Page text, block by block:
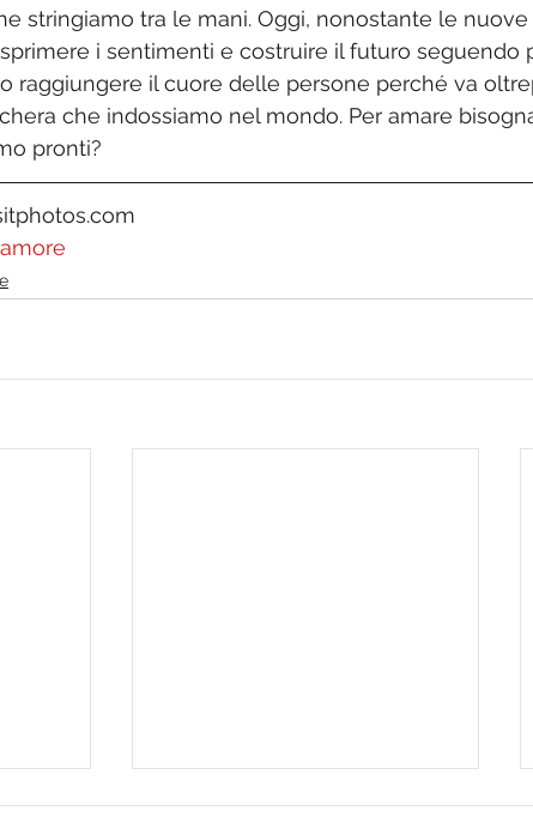
stringiamo tra le mani. Oggi, nonostante le
i sentimenti e costruire il futuro seguendo
raggiungere il cuore delle persone perché va
che indossiamo nel mondo. Per amare
pronti?